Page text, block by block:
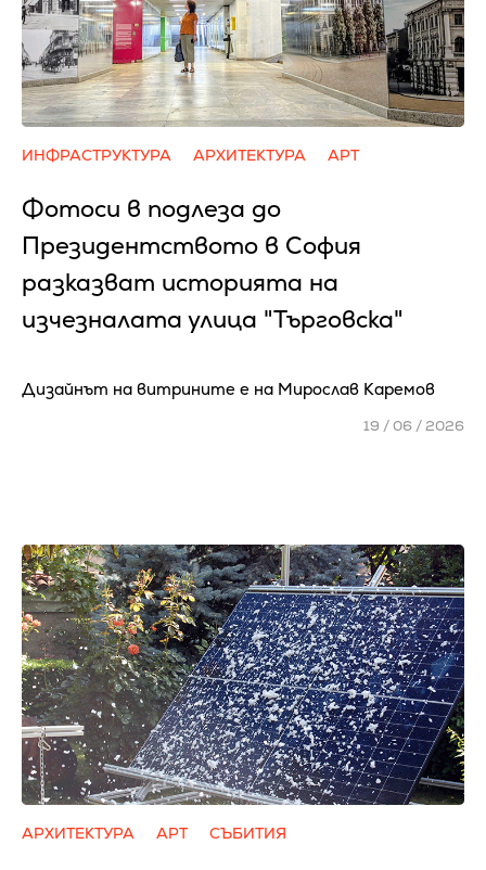
ИНФРАСТРУКТУРА АРХИТЕКТУРА АРТ
Фотоси в подлеза до
Президентството в София
разказват историята на
изчезналата улица "Търговска"
Дизайнът на витрините е на Мирослав Каремов
19 / 06 / 2026
АРХИТЕКТУРА АРТ СЪБИТИЯ